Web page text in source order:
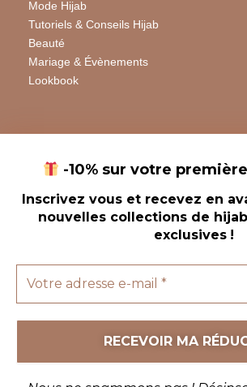
-10% sur votre
Inscrivez vous et recevez en
nouvelles collections de
exclusives !
Mode Hijab
Tutoriels & Conseils Hijab
Beauté
Mariage & Évènements
Lookbook
Copyright © 2026 Chic